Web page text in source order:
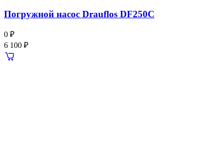
Погружной насос Drauflos DF250C
0 ₽
6 100 ₽